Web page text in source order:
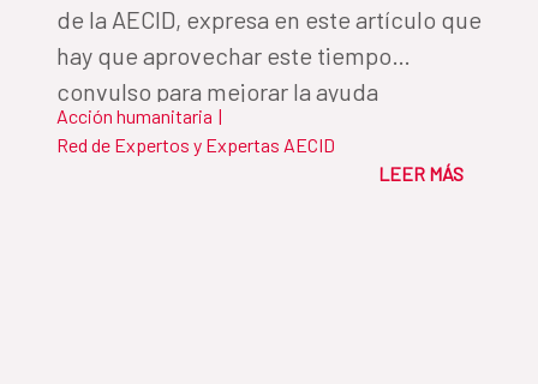
de la AECID, expresa en este artículo que
hay que aprovechar este tiempo
convulso para mejorar la ayuda
humanitaria, algo que solo será posible
con el apoyo decidido a la labor de los
Acción humanitaria |
Red de Expertos y Expertas AECID
LEER MÁS